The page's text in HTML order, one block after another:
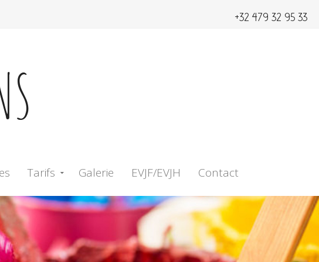
+32 479 32 95 33
Tarifs Galerie EVJF/EVJH Contact